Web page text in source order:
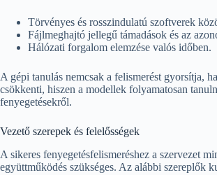
Törvényes és rosszindulatú szoftverek
Fájlmeghajtó jellegű támadások és az
Hálózati forgalom elemzése valós időben.
A gépi tanulás nemcsak a felismerést gyorsítja,
csökkenti, hiszen a modellek folyamatosan
fenyegetésekről.
Vezető szerepek és felelősségek
A sikeres fenyegetésfelismeréshez a szervezet
együttműködés szükséges. Az alábbi szereplők